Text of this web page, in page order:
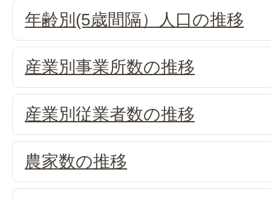
年齢別(5歳間隔）人口の推移
産業別事業所数の推移
産業別従業者数の推移
農家数の推移